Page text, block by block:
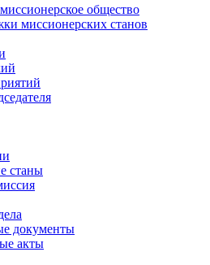
общество
миссионерских станов
станы
документы
акты